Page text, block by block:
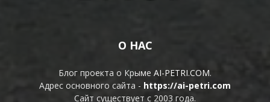
О НАС
Блог проекта о Крыме AI-PETRI.COM.
Адрес основного сайта - https://ai-petri.com
Сайт существует с 2003 года.